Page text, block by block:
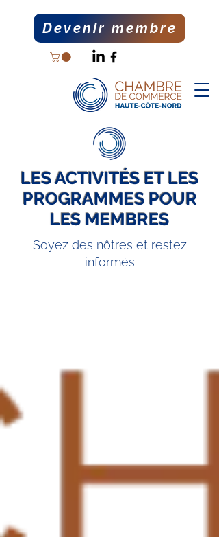
Devenir membre
LES ACTIVITÉS ET LES
PROGRAMMES POUR
LES MEMBRES
Soyez des nôtres et restez
informés